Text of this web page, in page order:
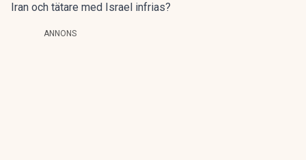
Iran och tätare med Israel infrias?
ANNONS